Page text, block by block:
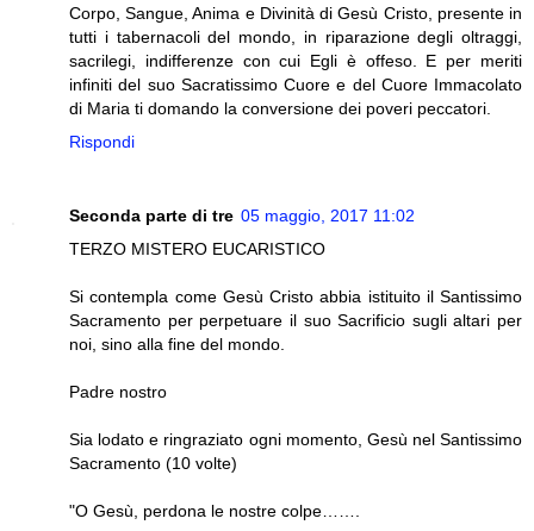
Corpo, Sangue, Anima e Divi­nità di Gesù Cristo, presente in
tutti i tabernacoli del mondo, in riparazione degli oltraggi,
sacrilegi, indifferenze con cui Egli è offeso. E per meriti
infiniti del suo Sacratissimo Cuore e del Cuore Immacolato
di Maria ti domando la conversione dei poveri peccatori.
Rispondi
Seconda parte di tre 05 maggio, 2017 11:02
TERZO MISTERO EUCARISTICO
Si contempla come Gesù Cristo abbia istitui­to il Santissimo
Sacramento per perpetuare il suo Sacrificio sugli altari per
noi, sino alla fine del mondo.
Padre nostro
Sia lodato e ringraziato ogni momento, Gesù nel Santissimo
Sacramento (10 volte)
"O Gesù, perdona le nostre colpe…….